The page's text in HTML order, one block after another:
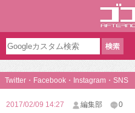
Twitter・Facebook・Instagram・SNS
2017/02/09 14:27 編集部 0